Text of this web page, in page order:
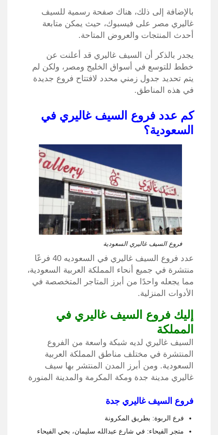
بالإضافة إلى ذلك، هناك صفحة رسمية للسيف
غاليري مصر على فيسبوك، حيث يمكن متابعة
أحدث المنتجات والعروض المتاحة.
يجدر بالذكر أن السيف غاليري قد أعلنت عن
خطط للتوسع في أسواق الخليج ومصر، ولكن لم
يتم تحديد جدول زمني محدد لافتتاح فروع جديدة
في هذه المناطق.
كم عدد فروع السيف غاليري في
السعودية؟
فروع السيف غاليري السعودية
عدد فروع السيف غاليري في السعوديه 40 فرعًا
منتشرة في جميع أنحاء المملكة العربية السعودية،
مما يجعله واحدًا من أبرز المتاجر المتخصصة في
الأدوات المنزلية.
إليك فروع السيف غاليري في
المملكة
السيف غاليري لديه شبكة واسعة من الفروع
المنتشرة في مختلف مناطق المملكة العربية
السعودية. ومن أبرز المدن المنتشر بها سيف
غاليري مدينة جدة ومكة المكرمة والمدينة المنورة
فروع السيف غاليري جدة
فرع الربوة: بطريق المكرونة
متجر الفيحاء: في شارع عبدالله سليمان، بحي الفيحاء